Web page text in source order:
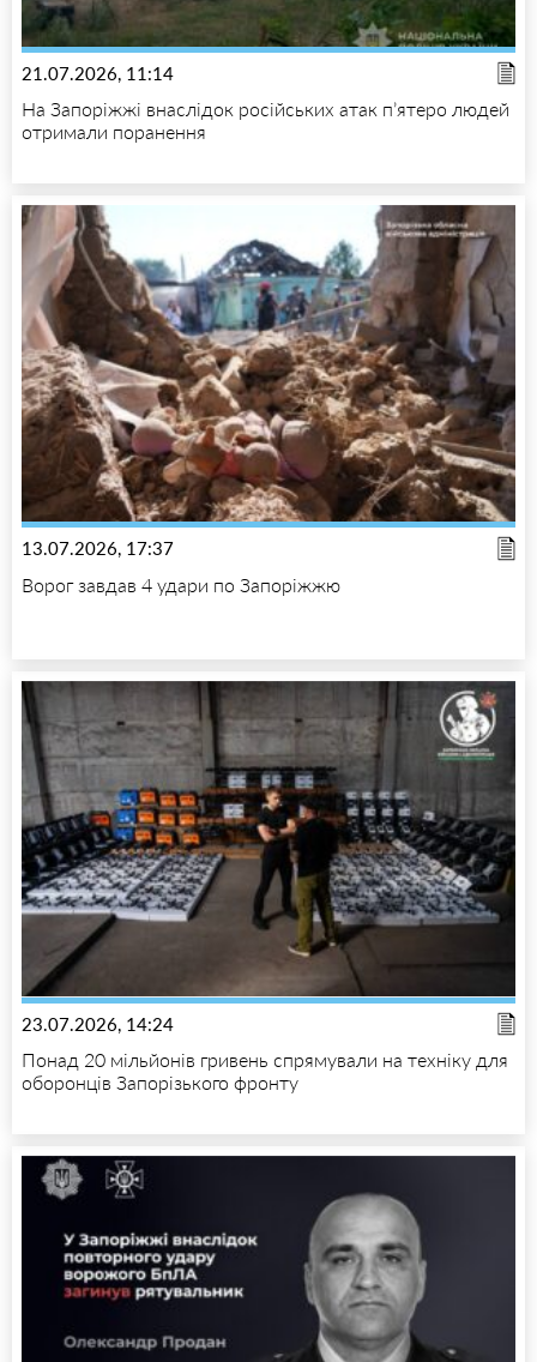
21.07.2026, 11:14
На Запоріжжі внаслідок російських атак п’ятеро людей
отримали поранення
13.07.2026, 17:37
Ворог завдав 4 удари по Запоріжжю
23.07.2026, 14:24
Понад 20 мільйонів гривень спрямували на техніку для
оборонців Запорізького фронту